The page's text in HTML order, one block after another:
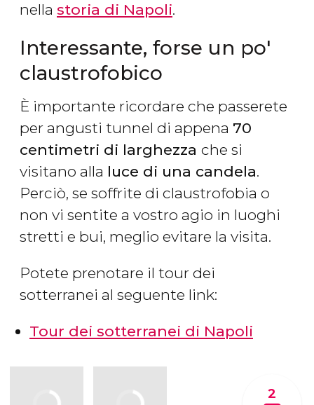
nella storia di Napoli.
Interessante, forse un po'
claustrofobico
È importante ricordare che passerete
per angusti tunnel di appena 70
centimetri di larghezza che si
visitano alla luce di una candela.
Perciò, se soffrite di claustrofobia o
non vi sentite a vostro agio in luoghi
stretti e bui, meglio evitare la visita.
Potete prenotare il tour dei
sotterranei al seguente link:
Tour dei sotterranei di Napoli
2